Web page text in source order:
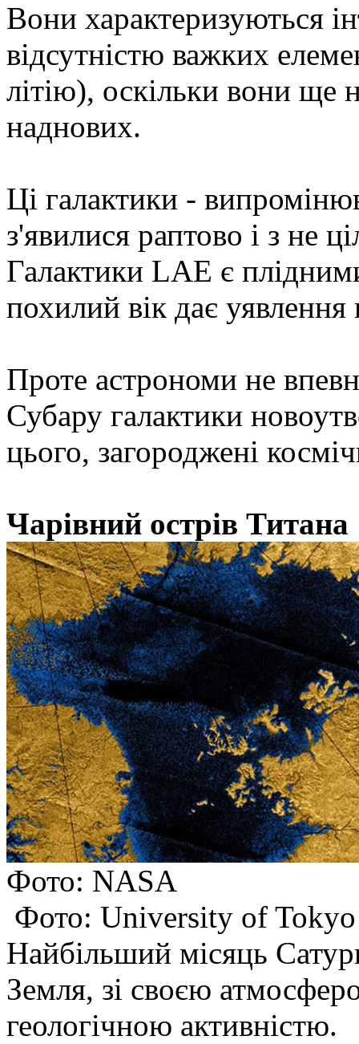
Вони характеризуються
відсутністю важких
літію), оскільки вони ще
наднових.
Ці галактики -
з'явилися раптово і з не
Галактики LAE є
похилий вік дає
Проте астрономи не
Субару галактики
цього, загороджені
Чарівний острів Титана
Фото: NASA
Фото: University of Tokyo
Найбільший місяць
Земля, зі своєю
геологічною активністю.